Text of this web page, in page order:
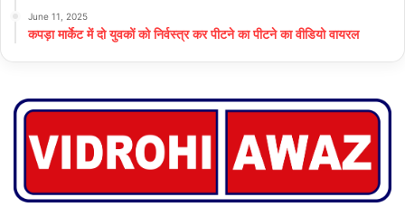
June 11, 2025
कपड़ा मार्केट में दो युवकों को निर्वस्त्र कर पीटने का पीटने का वीडियो वायरल